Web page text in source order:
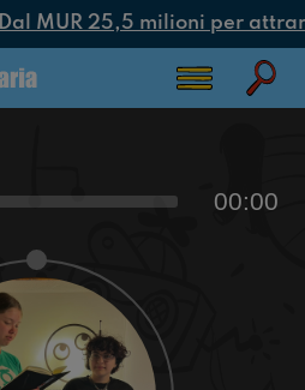
Dal MUR 25,5 milioni per
00:00